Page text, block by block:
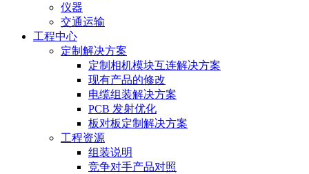
仪器
交通运输
工程中心
定制解决方案
定制相机模块互连解决方案
现有产品的修改
电缆组装解决方案
PCB 发射优化
板对板定制解决方案
工程资源
组装说明
竞争对手产品对照